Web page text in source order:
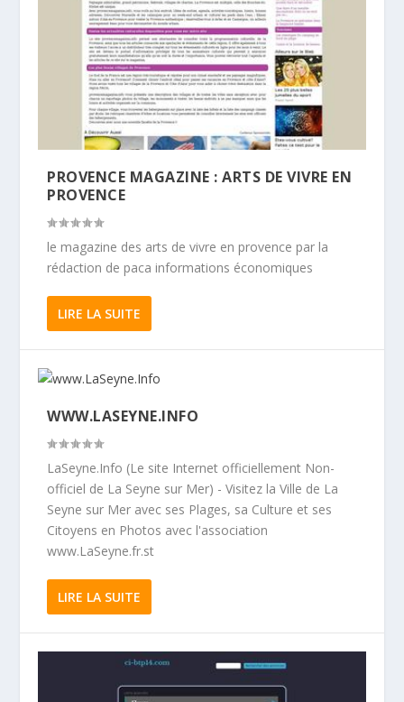
PROVENCE MAGAZINE : ARTS DE VIVRE EN
PROVENCE
le magazine des arts de vivre en provence par la
rédaction de paca informations économiques
LIRE LA SUITE
WWW.LASEYNE.INFO
LaSeyne.Info (Le site Internet officiellement Non-
officiel de La Seyne sur Mer) - Visitez la Ville de La
Seyne sur Mer avec ses Plages, sa Culture et ses
Citoyens en Photos avec l'association
www.LaSeyne.fr.st
LIRE LA SUITE